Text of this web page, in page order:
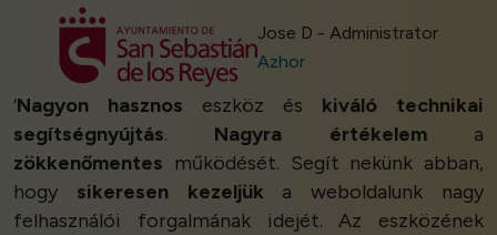
Jose D - Administrator
Azhor
‘Nagyon hasznos eszköz és kiváló technikai
segítségnyújtás. Nagyra értékelema
zökkenőmentes működését. Segít nekünk abban,
hogy sikeresen kezeljük a weboldalunk nagy
felhasználói forgalmának idejét. Az eszközének